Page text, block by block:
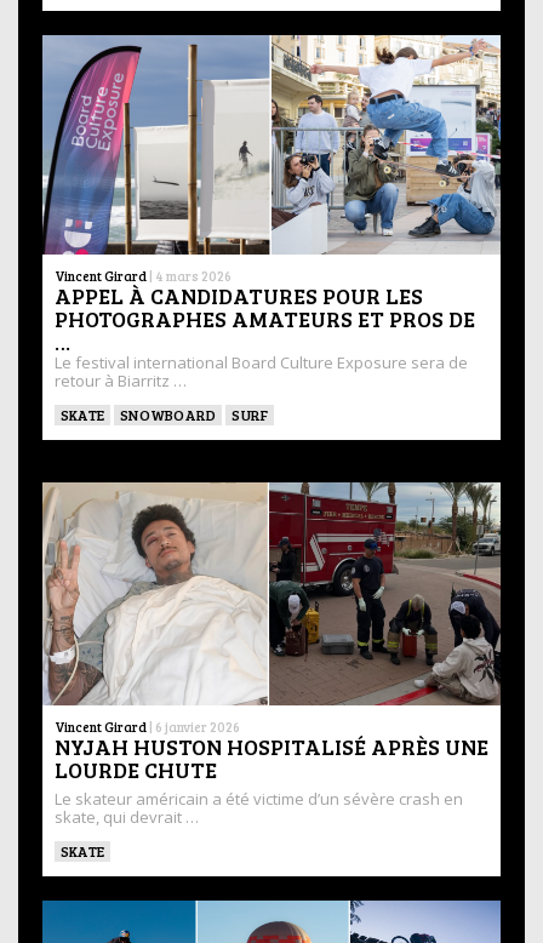
Vincent Girard | 4 mars 2026
APPEL À CANDIDATURES POUR LES
PHOTOGRAPHES AMATEURS ET PROS DE
…
Le festival international Board Culture Exposure sera de
retour à Biarritz …
SKATE SNOWBOARD SURF
Vincent Girard | 6 janvier 2026
NYJAH HUSTON HOSPITALISÉ APRÈS UNE
LOURDE CHUTE
Le skateur américain a été victime d’un sévère crash en
skate, qui devrait …
SKATE